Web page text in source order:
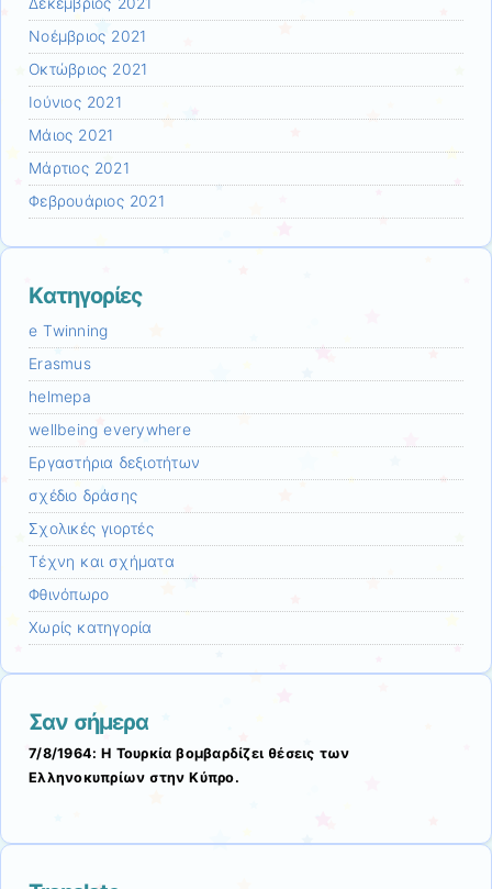
Νοέμβριος 2021
Οκτώβριος 2021
Ιούνιος 2021
Μάιος 2021
Μάρτιος 2021
Φεβρουάριος 2021
Kατηγορίες
e Twinning
Erasmus
helmepa
wellbeing everywhere
Εργαστήρια δεξιοτήτων
σχέδιο δράσης
Σχολικές γιορτές
Τέχνη και σχήματα
Φθινόπωρο
Χωρίς κατηγορία
Σαν σήμερα
7/8/1964: Η Τουρκία βομβαρδίζει θέσεις των
Ελληνοκυπρίων στην Κύπρο.